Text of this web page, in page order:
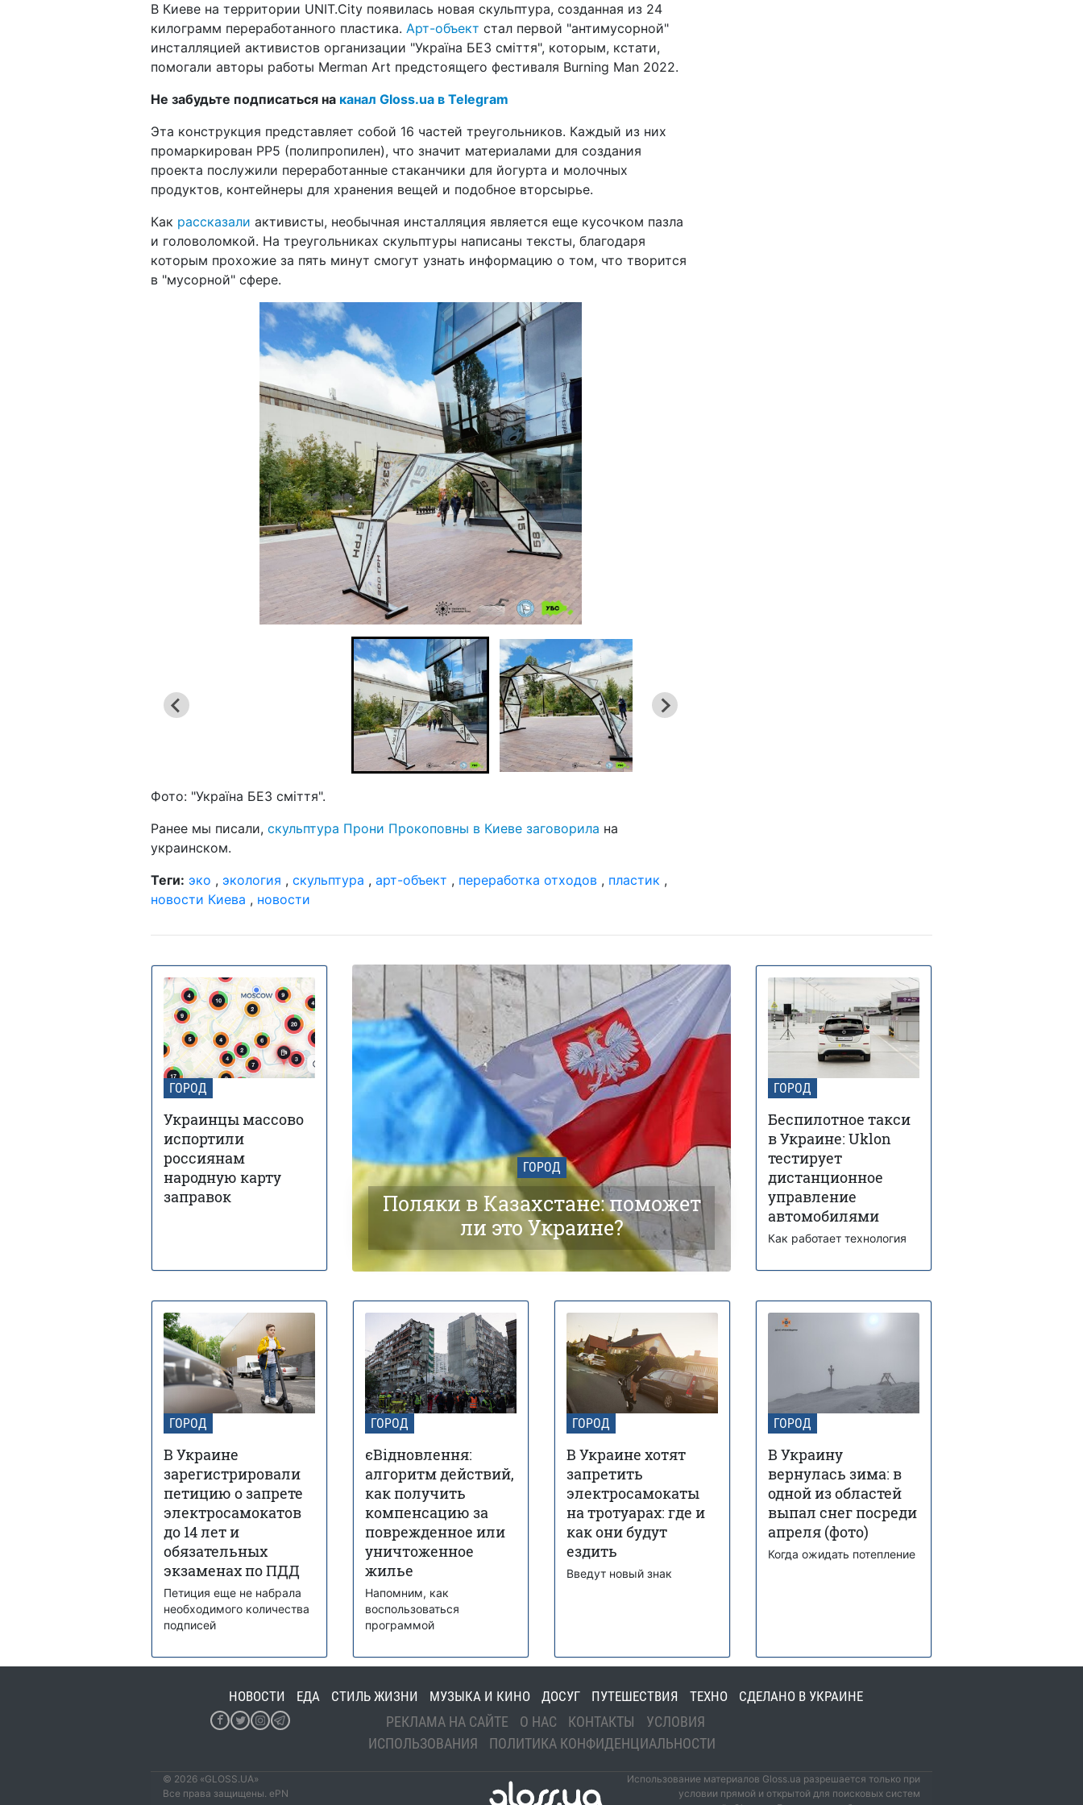
В Киеве на территории UNIT.City появилась новая скульптура, созданная из 24
килограмм переработанного пластика. Арт-объект стал первой "антимусорной"
инсталляцией активистов организации "Україна БЕЗ сміття", которым, кстати,
помогали авторы работы Merman Art предстоящего фестиваля Burning Man 2022.
Не забудьте подписаться на канал Gloss.ua в Telegram
Эта конструкция представляет собой 16 частей треугольников. Каждый из них
промаркирован PP5 (полипропилен), что значит материалами для создания
проекта послужили переработанные стаканчики для йогурта и молочных
продуктов, контейнеры для хранения вещей и подобное вторсырье.
Как рассказали активисты, необычная инсталляция является еще кусочком пазла
и головоломкой. На треугольниках скульптуры написаны тексты, благодаря
которым прохожие за пять минут смогут узнать информацию о том, что творится
в "мусорной" сфере.
Фото: "Україна БЕЗ сміття".
Ранее мы писали, скульптура Прони Прокоповны в Киеве заговорила на
украинском.
Теги: эко , экология , скульптура , арт-объект , переработка отходов , пластик ,
новости Киева , новости
ГОРОД
Украинцы массово
испортили
россиянам
народную карту
заправок
ГОРОД
Поляки в Казахстане: поможет
ли это Украине?
ГОРОД
Беспилотное такси
в Украине: Uklon
тестирует
дистанционное
управление
автомобилями
Как работает технология
ГОРОД
В Украине
зарегистрировали
петицию о запрете
электросамокатов
до 14 лет и
обязательных
экзаменах по ПДД
Петиция еще не набрала
необходимого количества
подписей
ГОРОД
єВідновлення:
алгоритм действий,
как получить
компенсацию за
поврежденное или
уничтоженное
жилье
Напомним, как
воспользоваться
программой
ГОРОД
В Украине хотят
запретить
электросамокаты
на тротуарах: где и
как они будут
ездить
Введут новый знак
ГОРОД
В Украину
вернулась зима: в
одной из областей
выпал снег посреди
апреля (фото)
Когда ожидать потепление
НОВОСТИ ЕДА СТИЛЬ ЖИЗНИ МУЗЫКА И КИНО ДОСУГ ПУТЕШЕСТВИЯ ТЕХНО СДЕЛАНО В УКРАИНЕ
РЕКЛАМА НА САЙТЕ О НАС КОНТАКТЫ
УСЛОВИЯ
ИСПОЛЬЗОВАНИЯ
ПОЛИТИКА КОНФИДЕНЦИАЛЬНОСТИ
© 2026 «GLOSS.UA»
Все права защищены. ePN
Использование материалов Gloss.ua разрешается только при
условии прямой и открытой для поисковых систем